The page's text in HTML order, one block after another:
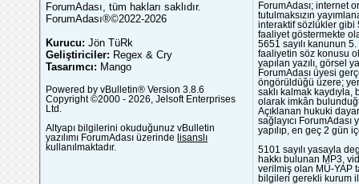
ForumAdası, tüm hakları saklıdır.
ForumAdası®©2022-2026
Kurucu: Jön TüRk
Geliştiriciler: Regex & Cry
Tasarımcı: Mango
Powered by vBulletin® Version 3.8.6
Copyright ©2000 - 2026, Jelsoft Enterprises
Ltd.
Altyapı bilgilerini okuduğunuz vBulletin
yazılımı ForumAdası üzerinde lisanslı
kullanılmaktadır.
ForumAdası; internet
tutulmaksızın
interaktif sözlükler gibi
faaliyet göstermekte
5651 sayılı kanunun
faaliyetin söz konusu
yapılan yazılı, görsel
ForumAdası üyesi
öngörüldüğü üzere;
saklı kalmak
olarak imkân
Açıklanan hukuki
sağlayıcı
yapılıp, en geç 2 gün
5101 sayılı yasayla
hakkı bulunan MP3,
verilmiş olan MÜ-YAP
bilgileri gerekli kurum